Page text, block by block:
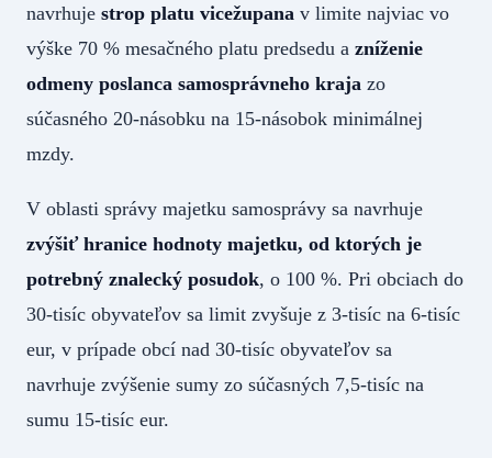
navrhuje strop platu vicežupana v limite najviac vo
výške 70 % mesačného platu predsedu a zníženie
odmeny poslanca samosprávneho kraja zo
súčasného 20-násobku na 15-násobok minimálnej
mzdy.
V oblasti správy majetku samosprávy sa navrhuje
zvýšiť hranice hodnoty majetku, od ktorých je
potrebný znalecký posudok, o 100 %. Pri obciach do
30-tisíc obyvateľov sa limit zvyšuje z 3-tisíc na 6-tisíc
eur, v prípade obcí nad 30-tisíc obyvateľov sa
navrhuje zvýšenie sumy zo súčasných 7,5-tisíc na
sumu 15-tisíc eur.